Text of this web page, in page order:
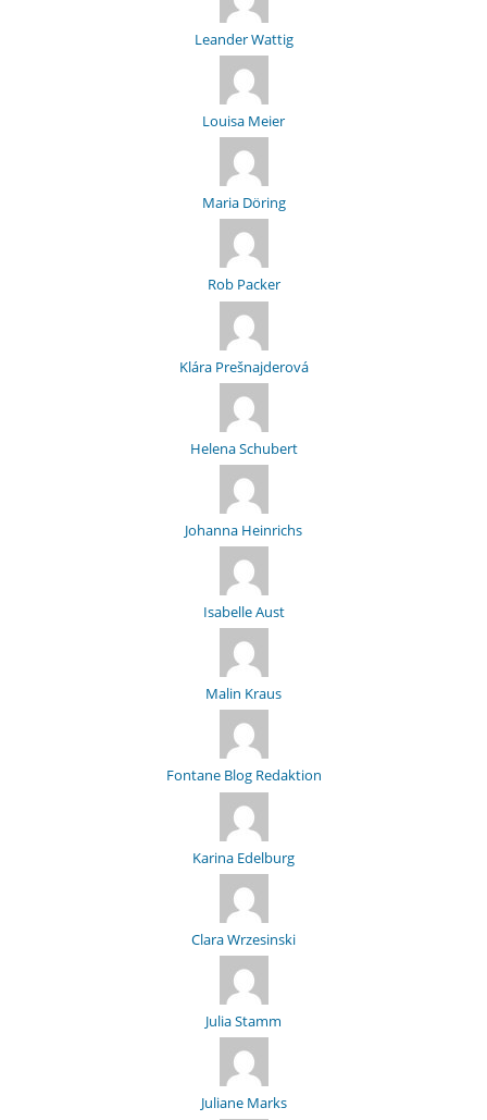
Leander Wattig
Louisa Meier
Maria Döring
Rob Packer
Klára Prešnajderová
Helena Schubert
Johanna Heinrichs
Isabelle Aust
Malin Kraus
Fontane Blog Redaktion
Karina Edelburg
Clara Wrzesinski
Julia Stamm
Juliane Marks